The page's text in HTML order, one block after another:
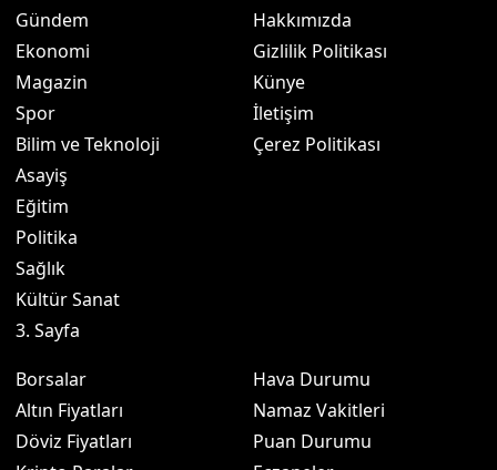
Gündem
Ekonomi
Magazin
Spor
Bilim ve Teknoloji
Asayiş
Eğitim
Politika
Sağlık
Kültür Sanat
3. Sayfa
Hakkımızda
Gizlilik Politikası
Künye
İletişim
Çerez Politikası
Borsalar
Altın Fiyatları
Döviz Fiyatları
Hava Durumu
Namaz Vakitleri
Puan Durumu